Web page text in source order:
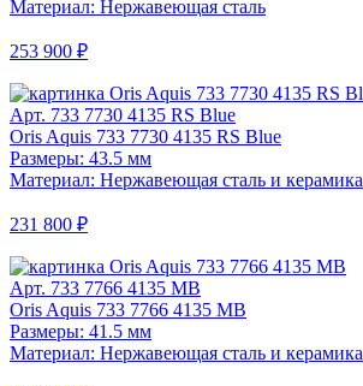
Материал: Нержавеющая сталь
253 900 ₽
Арт. 733 7730 4135 RS Blue
Oris Aquis 733 7730 4135 RS Blue
Размеры: 43.5 мм
Материал: Нержавеющая сталь и керамика
231 800 ₽
Арт. 733 7766 4135 MB
Oris Aquis 733 7766 4135 MB
Размеры: 41.5 мм
Материал: Нержавеющая сталь и керамика